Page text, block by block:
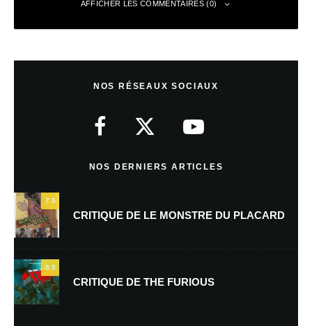
AFFICHER LES COMMENTAIRES (0)
Nom*
NOS RÉSEAUX SOCIAUX
NOS DERNIERS ARTICLES
7.5
CRITIQUE DE LE MONSTRE DU PLACARD
9.5
CRITIQUE DE THE FURIOUS